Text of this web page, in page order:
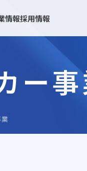
ート・マンション営業
ート・マンション営業
情報
DXへ
組織
採用情報
ー